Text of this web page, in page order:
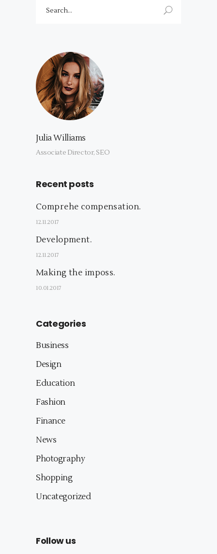
Julia Williams
Associate Director, SEO
Recent posts
Comprehe compensation.
12.11.2017
Development.
12.11.2017
Making the imposs.
10.01.2017
Categories
Business
Design
Education
Fashion
Finance
News
Photography
Shopping
Uncategorized
Follow us